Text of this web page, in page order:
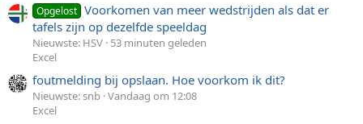
Opgelost Voorkomen van meer wedstrijden als dat er
tafels zijn op dezelfde speeldag
Nieuwste: HSV 53 minuten geleden
Excel
foutmelding bij opslaan. Hoe voorkom ik dit?
Nieuwste: snb Vandaag om 12:08
Excel